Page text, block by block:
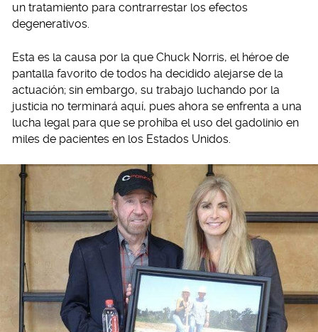
un tratamiento para contrarrestar los efectos
degenerativos.
Esta es la causa por la que Chuck Norris, el héroe de
pantalla favorito de todos ha decidido alejarse de la
actuación; sin embargo, su trabajo luchando por la
justicia no terminará aquí, pues ahora se enfrenta a una
lucha legal para que se prohíba el uso del gadolinio en
miles de pacientes en los Estados Unidos.